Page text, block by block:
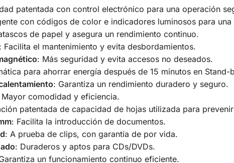
patentada con control electrónico para una operación
con códigos de color e indicadores luminosos para
de papel y asegura un rendimiento continuo.
: Facilita el mantenimiento y evita desbordamientos.
: Más seguridad y evita accesos no deseados.
para ahorrar energía después de 15 minutos en Stand-
: Garantiza un rendimiento duradero y seguro.
comodidad y eficiencia.
patentada de capacidad de hojas utilizada para
: Facilita la introducción de documentos.
: A prueba de clips, con garantía de por vida.
: Duraderos y aptos para CDs/DVDs.
un funcionamiento continuo eficiente.